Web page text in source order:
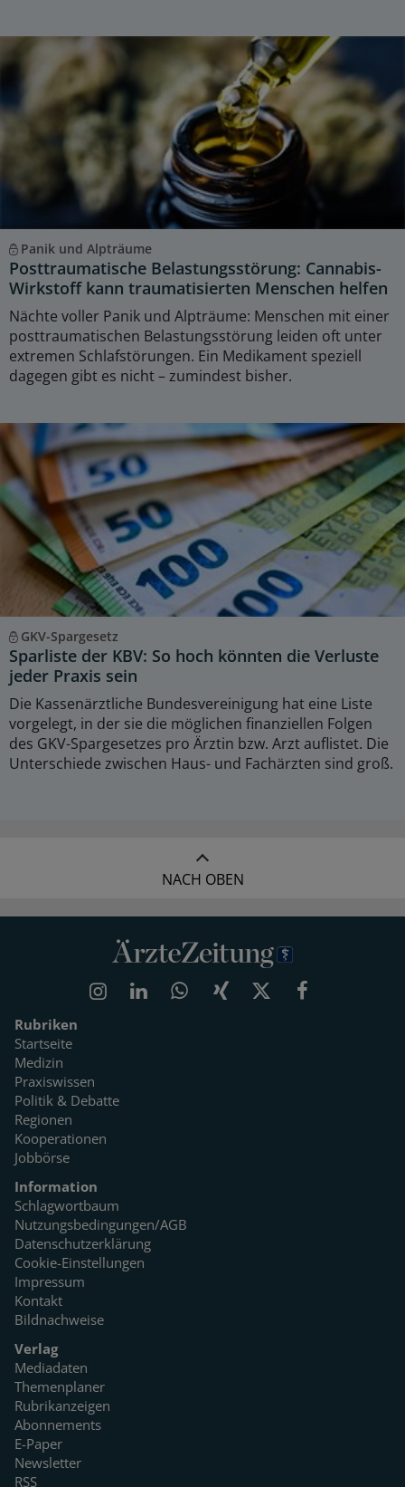
Panik und Alpträume
Posttraumatische Belastungsstörung: Cannabis-
Wirkstoff kann traumatisierten Menschen helfen
Nächte voller Panik und Alpträume: Menschen mit einer
posttraumatischen Belastungsstörung leiden oft unter
extremen Schlafstörungen. Ein Medikament speziell
dagegen gibt es nicht – zumindest bisher.
GKV-Spargesetz
Sparliste der KBV: So hoch könnten die Verluste
jeder Praxis sein
Die Kassenärztliche Bundesvereinigung hat eine Liste
vorgelegt, in der sie die möglichen finanziellen Folgen
des GKV-Spargesetzes pro Ärztin bzw. Arzt auflistet. Die
Unterschiede zwischen Haus- und Fachärzten sind groß.
NACH OBEN
Rubriken
Startseite
Medizin
Praxiswissen
Politik & Debatte
Regionen
Kooperationen
Jobbörse
Information
Schlagwortbaum
Nutzungsbedingungen/AGB
Datenschutzerklärung
Cookie-Einstellungen
Impressum
Kontakt
Bildnachweise
Verlag
Mediadaten
Themenplaner
Rubrikanzeigen
Abonnements
E-Paper
Newsletter
RSS